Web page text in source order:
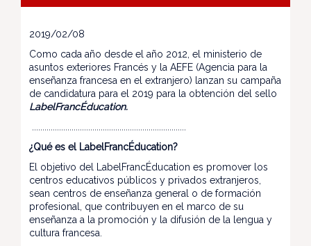
2019/02/08
Como cada año desde el año 2012, el ministerio de
asuntos exteriores Francés y la AEFE (Agencia para la
enseñanza francesa en el extranjero) lanzan su campaña
de candidatura para el 2019 para la obtención del sello
LabelFrancÉducation.
¿Qué es el LabelFrancÉducation?
El objetivo del LabelFrancÉducation es promover los
centros educativos públicos y privados extranjeros,
sean centros de enseñanza general o de formación
profesional, que contribuyen en el marco de su
enseñanza a la promoción y la difusión de la lengua y
cultura francesa.